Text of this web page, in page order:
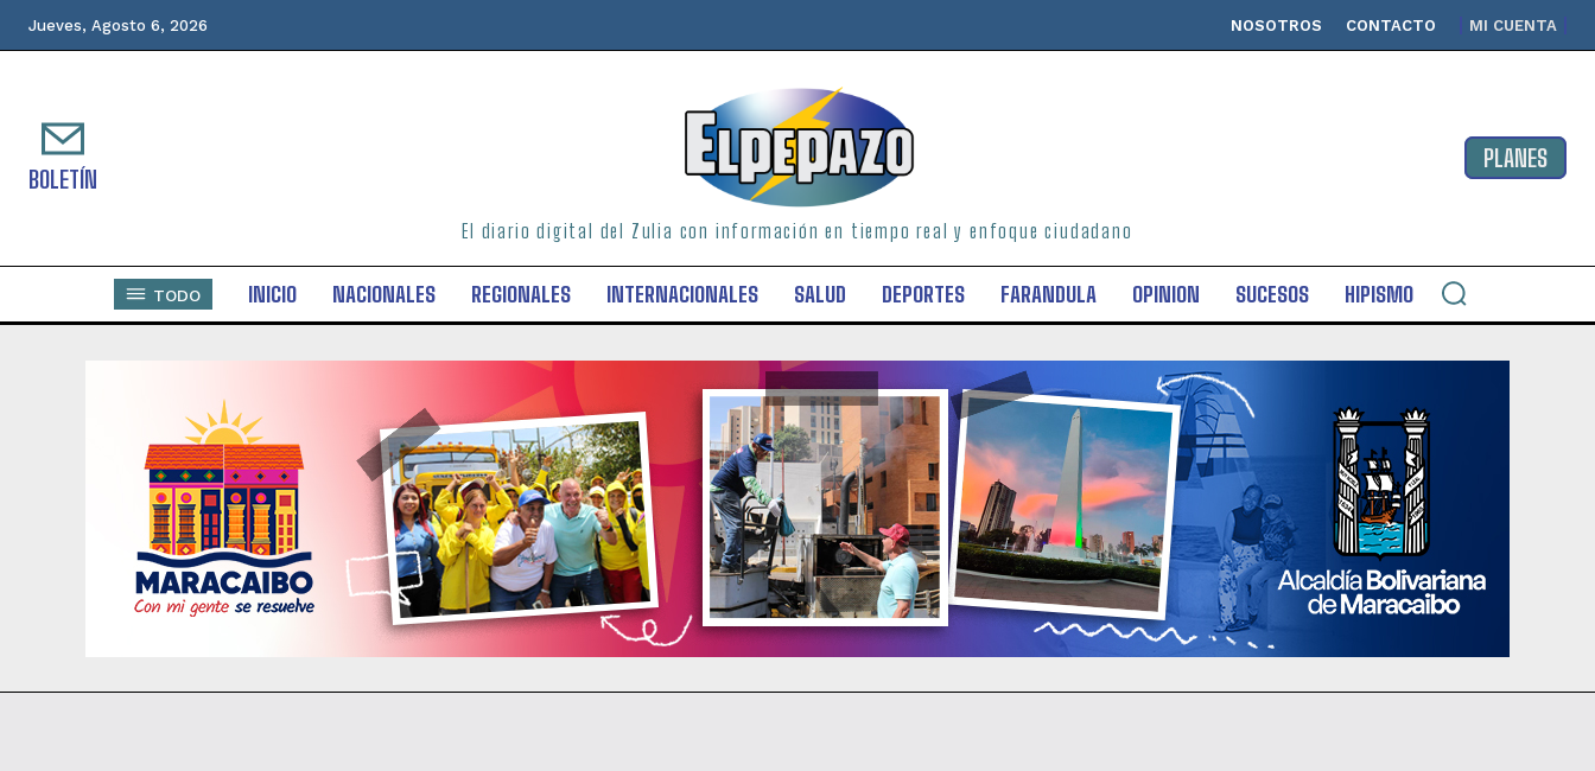
Jueves, Agosto 6, 2026 NOSOTROS CONTACTO MI CUENTA
BOLETÍN
El diario digital del Zulia con información en tiempo real y enfoque ciudadano
PLANES
TODO INICIO NACIONALES REGIONALES INTERNACIONALES SALUD DEPORTES FARANDULA OPINION SUCESOS HIPISMO